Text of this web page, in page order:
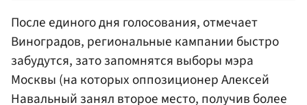
После единого дня голосования, отмечает
Виноградов, региональные кампании быстро
забудутся, зато запомнятся выборы мэра
Москвы (на которых оппозиционерАлексей
Навальный занял второе место, получив более